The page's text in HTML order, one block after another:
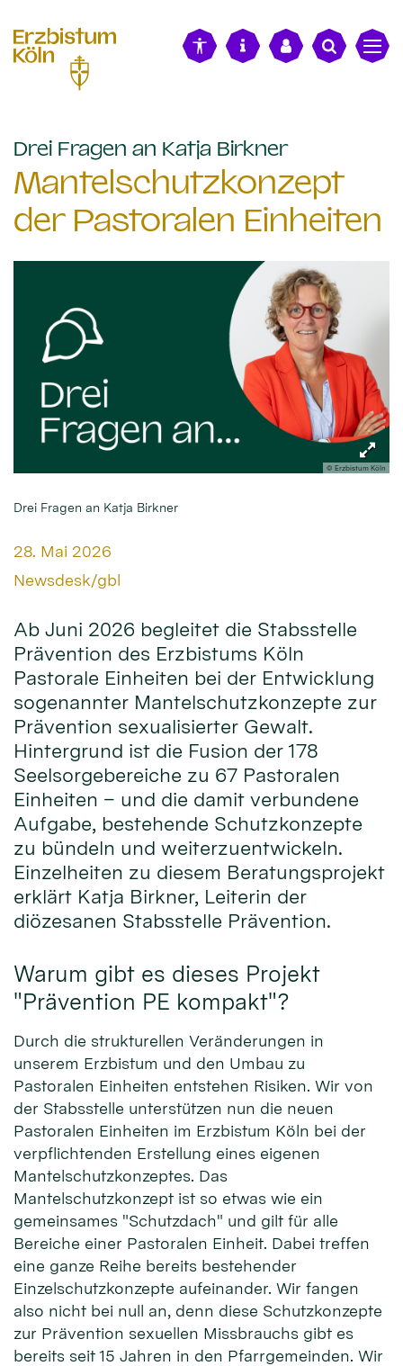
Drei Fragen an Katja Birkner:
Mantelschutzkonzept
der Pastoralen Einheiten
© Erzbistum Köln
Drei Fragen an Katja Birkner
Datum:
28. Mai 2026
Von:
Newsdesk/gbl
Ab Juni 2026 begleitet die Stabsstelle
Prävention des Erzbistums Köln
Pastorale Einheiten bei der Entwicklung
sogenannter Mantelschutzkonzepte zur
Prävention sexualisierter Gewalt.
Hintergrund ist die Fusion der 178
Seelsorgebereiche zu 67 Pastoralen
Einheiten – und die damit verbundene
Aufgabe, bestehende Schutzkonzepte
zu bündeln und weiterzuentwickeln.
Einzelheiten zu diesem Beratungsprojekt
erklärt Katja Birkner, Leiterin der
diözesanen Stabsstelle Prävention.
Warum gibt es dieses Projekt
"Prävention PE kompakt"?
Durch die strukturellen Veränderungen in
unserem Erzbistum und den Umbau zu
Pastoralen Einheiten entstehen Risiken. Wir von
der Stabsstelle unterstützen nun die neuen
Pastoralen Einheiten im Erzbistum Köln bei der
verpflichtenden Erstellung eines eigenen
Mantelschutzkonzeptes. Das
Mantelschutzkonzept ist so etwas wie ein
gemeinsames "Schutzdach" und gilt für alle
Bereiche einer Pastoralen Einheit. Dabei treffen
eine ganze Reihe bereits bestehender
Einzelschutzkonzepte aufeinander. Wir fangen
also nicht bei null an, denn diese Schutzkonzepte
zur Prävention sexuellen Missbrauchs gibt es
bereits seit 15 Jahren in den Pfarrgemeinden. Wir